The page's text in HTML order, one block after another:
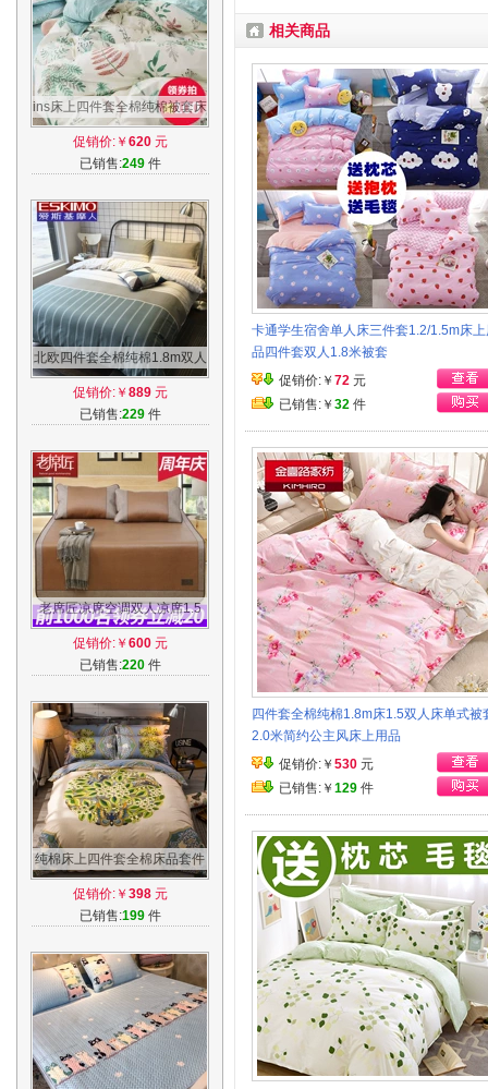
ins床上四件套全棉纯棉被套床
单三件套床上用品4件套单双
人1.8mQ
促销价:￥ 620元
已销售:249件
北欧四件套全棉纯棉1.8m双人
2.0床品简约被套床单床上四
件套宿舍
促销价:￥ 889元
已销售:229件
老席匠凉席空调双人凉席1.5
米1.8m床三件套竹加厚藤席折
叠席子1.2
促销价:￥ 600元
已销售:220件
纯棉床上四件套全棉床品套件
1.5/1.8m2.0米双人床单被套床
上用品
促销价:￥ 398元
已销售:199件
相关商品
卡通学生宿舍单人床三件套1.2/1.5m床
品四件套双人1.8米被套
促销价:￥ 72 元
已销售:￥ 32 件
四件套全棉纯棉1.8m床1.5双人床单式被
2.0米简约公主风床上用品
促销价:￥ 530 元
已销售:￥ 129 件